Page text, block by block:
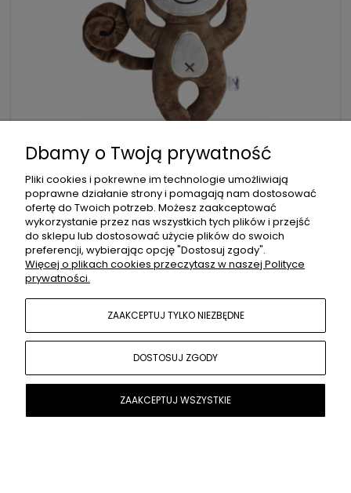
Maskotka Małpka | pluszak z imieniem
89,00 zł
DO KOSZYKA
Nowość
Dbamy o Twoją prywatność
Pliki cookies i pokrewne im technologie umożliwiają
poprawne działanie strony i pomagają nam dostosować
ofertę do Twoich potrzeb. Możesz zaakceptować
wykorzystanie przez nas wszystkich tych plików i przejść
do sklepu lub dostosować użycie plików do swoich
preferencji, wybierając opcję "Dostosuj zgody".
Więcej o plikach cookies przeczytasz w naszej Polityce
prywatności.
ZAAKCEPTUJ TYLKO NIEZBĘDNE
DOSTOSUJ ZGODY
ZAAKCEPTUJ WSZYSTKIE